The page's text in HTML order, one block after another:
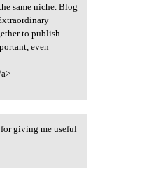
same niche. Blog
to publish.
even
giving me useful